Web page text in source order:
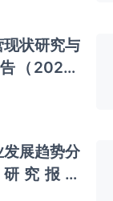
状研究与
（2026-
展趋势分
究报告